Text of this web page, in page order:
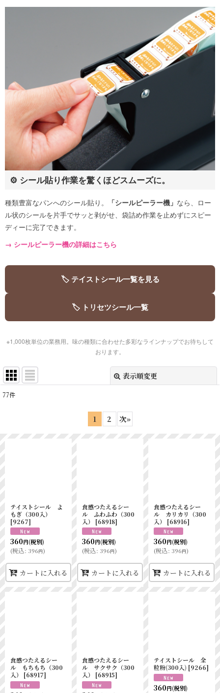
⚙️ シール貼り作業を驚くほどスムーズに。
種類豊富なパンへのシール貼り。 「シールピーラー機」 なら、ロー
ル状のシールを片手でサッと剥がせ、袋詰め作業を止めずにスピー
ディーに完了できます。
→ シールピーラー機の詳細はこちら
🏷️ テイストシール一覧を見る
🏷️ トリセツシール一覧
※1,000枚単位の業務用。味の種類に合わせた多彩なラインナップでお待ちして
おります。
表示順変更
77件
1 2 次»
テイストシール よ
もぎ（300入）
[9267]
360円(税別)
(税込: 396円)
カートに入れる
食感つたえるシー
ル ふわふわ（300
入）
[68918]
360円(税別)
(税込: 396円)
カートに入れる
食感つたえるシー
ル カリカリ（300
入）
[68916]
360円(税別)
(税込: 396円)
カートに入れる
食感つたえるシー
ル もちもち（300
入）
[68917]
食感つたえるシー
ル サクサク（300
入）
[68915]
テイストシール 全
粒粉(300入) [9266]
360円(税別)